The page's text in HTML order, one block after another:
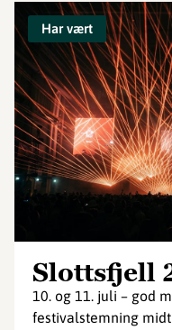
Har vært
Slottsfjell
10. og 11. juli – god
festivalstemning